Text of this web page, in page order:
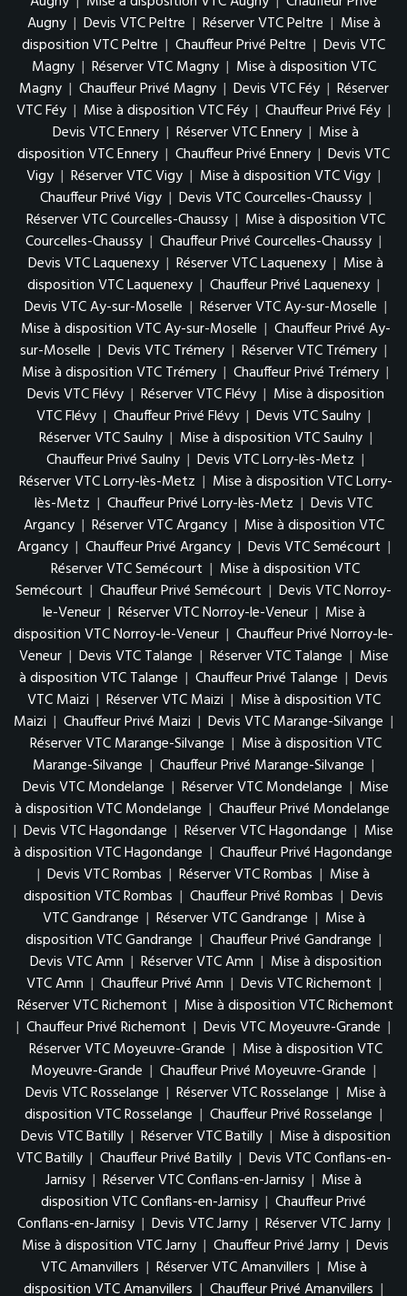
Augny | Devis VTC Peltre | Réserver VTC Peltre | Mise à
disposition VTC Peltre | Chauffeur Privé Peltre | Devis VTC
Magny | Réserver VTC Magny | Mise à disposition VTC
Magny | Chauffeur Privé Magny | Devis VTC Féy | Réserver
VTC Féy | Mise à disposition VTC Féy | Chauffeur Privé Féy |
Devis VTC Ennery | Réserver VTC Ennery | Mise à
disposition VTC Ennery | Chauffeur Privé Ennery | Devis VTC
Vigy | Réserver VTC Vigy | Mise à disposition VTC Vigy |
Chauffeur Privé Vigy | Devis VTC Courcelles-Chaussy |
Réserver VTC Courcelles-Chaussy | Mise à disposition VTC
Courcelles-Chaussy | Chauffeur Privé Courcelles-Chaussy |
Devis VTC Laquenexy | Réserver VTC Laquenexy | Mise à
disposition VTC Laquenexy | Chauffeur Privé Laquenexy |
Devis VTC Ay-sur-Moselle | Réserver VTC Ay-sur-Moselle |
Mise à disposition VTC Ay-sur-Moselle | Chauffeur Privé Ay-
sur-Moselle | Devis VTC Trémery | Réserver VTC Trémery |
Mise à disposition VTC Trémery | Chauffeur Privé Trémery |
Devis VTC Flévy | Réserver VTC Flévy | Mise à disposition
VTC Flévy | Chauffeur Privé Flévy | Devis VTC Saulny |
Réserver VTC Saulny | Mise à disposition VTC Saulny |
Chauffeur Privé Saulny | Devis VTC Lorry-lès-Metz |
Réserver VTC Lorry-lès-Metz | Mise à disposition VTC Lorry-
lès-Metz | Chauffeur Privé Lorry-lès-Metz | Devis VTC
Argancy | Réserver VTC Argancy | Mise à disposition VTC
Argancy | Chauffeur Privé Argancy | Devis VTC Semécourt |
Réserver VTC Semécourt | Mise à disposition VTC
Semécourt | Chauffeur Privé Semécourt | Devis VTC Norroy-
le-Veneur | Réserver VTC Norroy-le-Veneur | Mise à
disposition VTC Norroy-le-Veneur | Chauffeur Privé Norroy-le-
Veneur | Devis VTC Talange | Réserver VTC Talange | Mise
à disposition VTC Talange | Chauffeur Privé Talange | Devis
VTC Maizi | Réserver VTC Maizi | Mise à disposition VTC
Maizi | Chauffeur Privé Maizi | Devis VTC Marange-Silvange |
Réserver VTC Marange-Silvange | Mise à disposition VTC
Marange-Silvange | Chauffeur Privé Marange-Silvange |
Devis VTC Mondelange | Réserver VTC Mondelange | Mise
à disposition VTC Mondelange | Chauffeur Privé Mondelange
| Devis VTC Hagondange | Réserver VTC Hagondange | Mise
à disposition VTC Hagondange | Chauffeur Privé Hagondange
| Devis VTC Rombas | Réserver VTC Rombas | Mise à
disposition VTC Rombas | Chauffeur Privé Rombas | Devis
VTC Gandrange | Réserver VTC Gandrange | Mise à
disposition VTC Gandrange | Chauffeur Privé Gandrange |
Devis VTC Amn | Réserver VTC Amn | Mise à disposition
VTC Amn | Chauffeur Privé Amn | Devis VTC Richemont |
Réserver VTC Richemont | Mise à disposition VTC Richemont
| Chauffeur Privé Richemont | Devis VTC Moyeuvre-Grande |
Réserver VTC Moyeuvre-Grande | Mise à disposition VTC
Moyeuvre-Grande | Chauffeur Privé Moyeuvre-Grande |
Devis VTC Rosselange | Réserver VTC Rosselange | Mise à
disposition VTC Rosselange | Chauffeur Privé Rosselange |
Devis VTC Batilly | Réserver VTC Batilly | Mise à disposition
VTC Batilly | Chauffeur Privé Batilly | Devis VTC Conflans-en-
Jarnisy | Réserver VTC Conflans-en-Jarnisy | Mise à
disposition VTC Conflans-en-Jarnisy | Chauffeur Privé
Conflans-en-Jarnisy | Devis VTC Jarny | Réserver VTC Jarny |
Mise à disposition VTC Jarny | Chauffeur Privé Jarny | Devis
VTC Amanvillers | Réserver VTC Amanvillers | Mise à
disposition VTC Amanvillers | Chauffeur Privé Amanvillers |